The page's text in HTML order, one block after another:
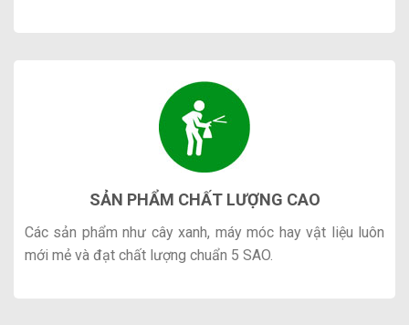
SẢN PHẨM CHẤT LƯỢNG CAO
Các sản phẩm như cây xanh, máy móc hay vật liệu luôn
mới mẻ và đạt chất lượng chuẩn 5 SAO.